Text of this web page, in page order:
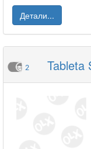
Детали...
2 Tableta